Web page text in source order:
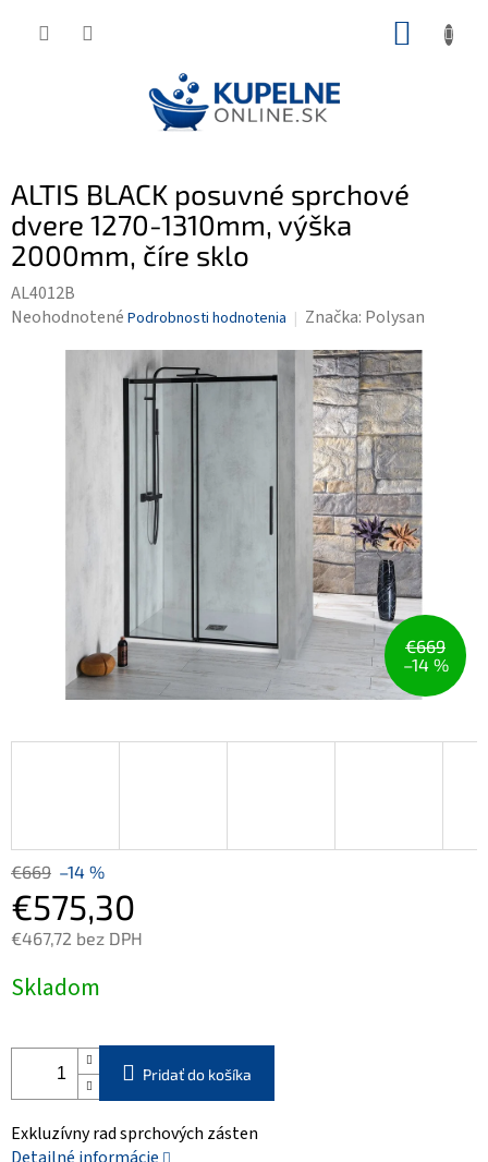
ALTIS BLACK posuvné sprchové
dvere 1270-1310mm, výška
2000mm, číre sklo
AL4012B
Priemerné
Neohodnotené Podrobnosti hodnotenia Značka: Polysan
€669
–14 %
€669 –14 %
€575,30
€467,72 bez DPH
cena:
Skladom
Pridať do košíka
Exkluzívny rad sprchových zásten